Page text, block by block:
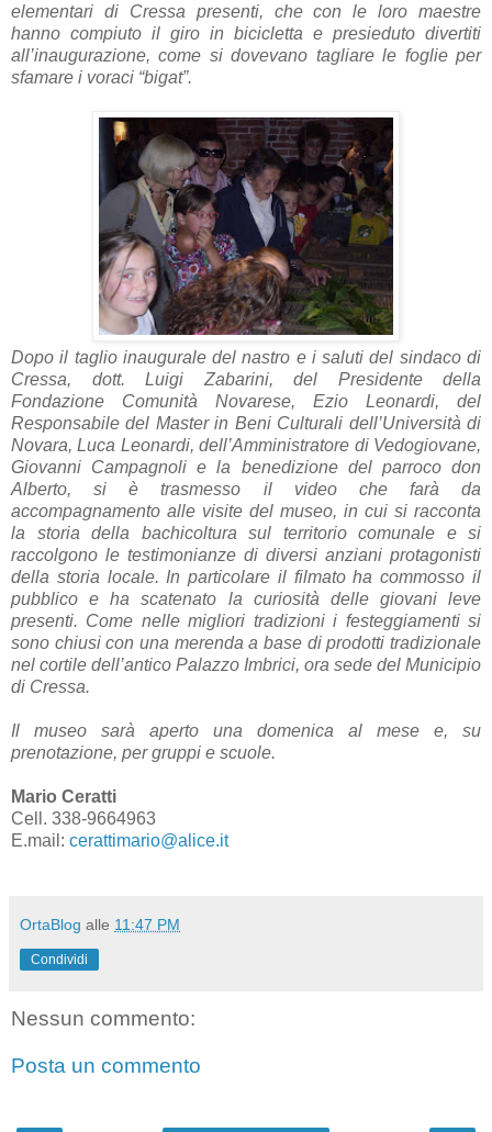
elementari di Cressa presenti, che con le loro maestre
hanno compiuto il giro in bicicletta e presieduto divertiti
all’inaugurazione, come si dovevano tagliare le foglie per
sfamare i voraci “bigat”.
Dopo il taglio inaugurale del nastro e i saluti del sindaco di
Cressa, dott. Luigi Zabarini, del Presidente della
Fondazione Comunità Novarese, Ezio Leonardi, del
Responsabile del Master in Beni Culturali dell’Università di
Novara, Luca Leonardi, dell’Amministratore di Vedogiovane,
Giovanni Campagnoli e la benedizione del parroco don
Alberto, si è trasmesso il video che farà da
accompagnamento alle visite del museo, in cui si racconta
la storia della bachicoltura sul territorio comunale e si
raccolgono le testimonianze di diversi anziani protagonisti
della storia locale. In particolare il filmato ha commosso il
pubblico e ha scatenato la curiosità delle giovani leve
presenti. Come nelle migliori tradizioni i festeggiamenti si
sono chiusi con una merenda a base di prodotti tradizionale
nel cortile dell’antico Palazzo Imbrici, ora sede del Municipio
di Cressa.
Il museo sarà aperto una domenica al mese e, su
prenotazione, per gruppi e scuole.
Mario Ceratti
Cell. 338-9664963
E.mail: cerattimario@alice.it
OrtaBlog alle 11:47 PM
Condividi
Nessun commento:
Posta un commento